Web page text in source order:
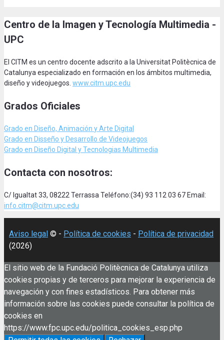
Centro de la Imagen y Tecnología Multimedia -
UPC
El CITM es un centro docente adscrito a la Universitat Politècnica de
Catalunya especializado en formación en los ámbitos multimedia,
diseño y videojuegos. www.citm.upc.edu
Grados Oficiales
Grado en Diseño, Animación y Arte Digital
Grado en Disseño y Desarrollo de Videojuegos
Grado en Diseño Digital y Tecnologias Multimedia
Contacta con nosotros:
C/ Igualtat 33, 08222 Terrassa Teléfono:(34) 93 112 03 67 Email:
info.citm@citm.upc.edu
Aviso legal © - Política de cookies - Política de privacidad
(2026)
El sitio web de la Fundació Politècnica de Catalunya utiliza
cookies propias y de terceros para mejorar la experiencia de
navegación y con fines estadísticos. Para obtener más
información sobre las cookies puede consultar la política de
cookies en
https://www.fpc.upc.edu/politica_cookies_esp.php